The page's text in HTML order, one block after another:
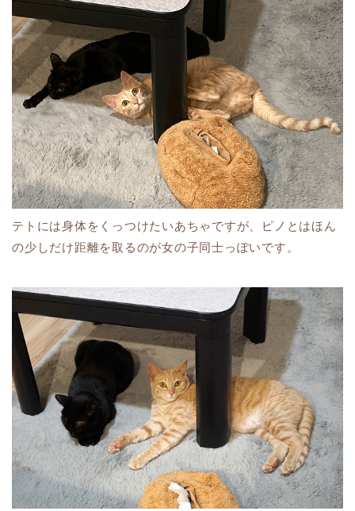
テトには身体をくっつけたいあちゃですが、ピノとはほん
の少しだけ距離を取るのが女の子同士っぽいです。